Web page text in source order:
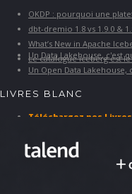
OKDP : pourquoi une
dbt-dremio 1.8 vs 1.9.0 &
What’s New in Apache
Le catalogue Iceberg est
Un Data Lakehouse, c'est
Un Open Data Lakehouse,
LIVRES BLANC
Téléchargez nos